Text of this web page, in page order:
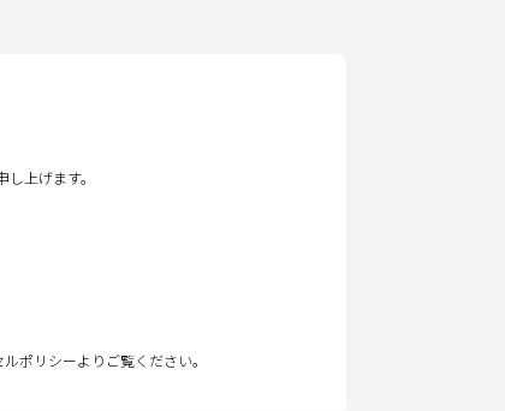
上げます。
ポリシーよりご覧ください。